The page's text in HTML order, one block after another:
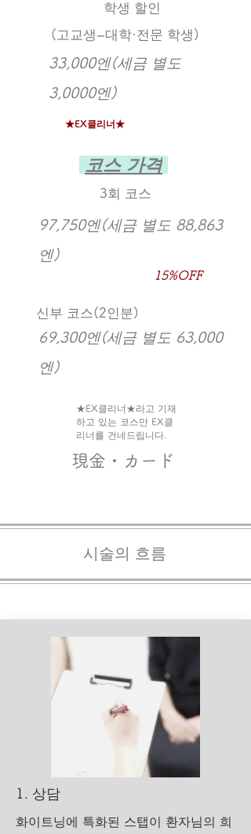
​학생 할인
(고교생~대학·전문 학생)
33,000엔(세금 별도
3,0000엔)
★EX클리너★
코스 가격
3회 코스
97,750엔(세금 별도 88,863
엔)
15%OFF
신부 코스(2인분)
69,300엔(세금 별도 63,000
엔)
​★EX클리너★라고 기재
하고 있는 코스만 EX클
리너를 건네드립니다.
​現金・カード
시술의 흐름
​1. 상담
화이트닝에 특화된 스탭이 환자님의 희